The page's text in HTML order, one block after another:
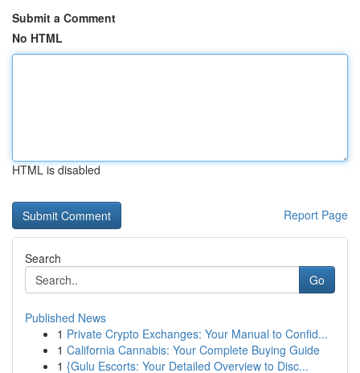
Submit a Comment
No HTML
HTML is disabled
Report Page
Search
Go
Published News
1 Private Crypto Exchanges: Your Manual to Confid...
1 California Cannabis: Your Complete Buying Guide
1 {Gulu Escorts: Your Detailed Overview to Disc...